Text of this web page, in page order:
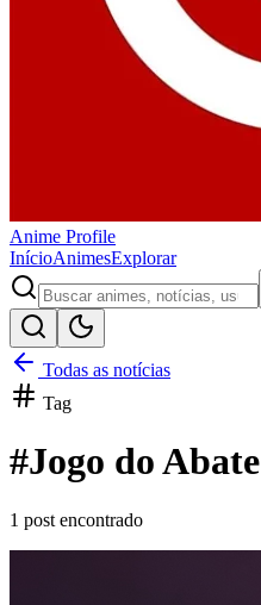
Anime Profile
InícioAnimesExplorar
Todas as notícias
Tag
#Jogo do Abate
1 post encontrado